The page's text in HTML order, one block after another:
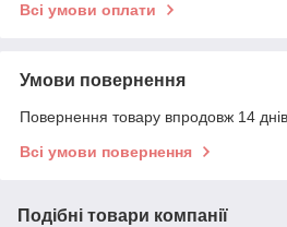
Всі умови оплати
Умови повернення
Повернення товару впродовж 14
Всі умови повернення
Подібні товари компанії